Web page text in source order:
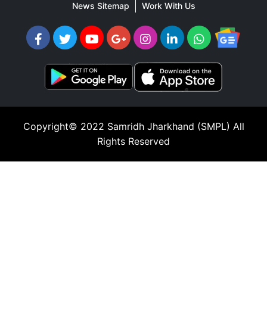
News Sitemap
Work With Us
Copyright© 2022 Samridh Jharkhand (SMPL) All
Rights Reserved